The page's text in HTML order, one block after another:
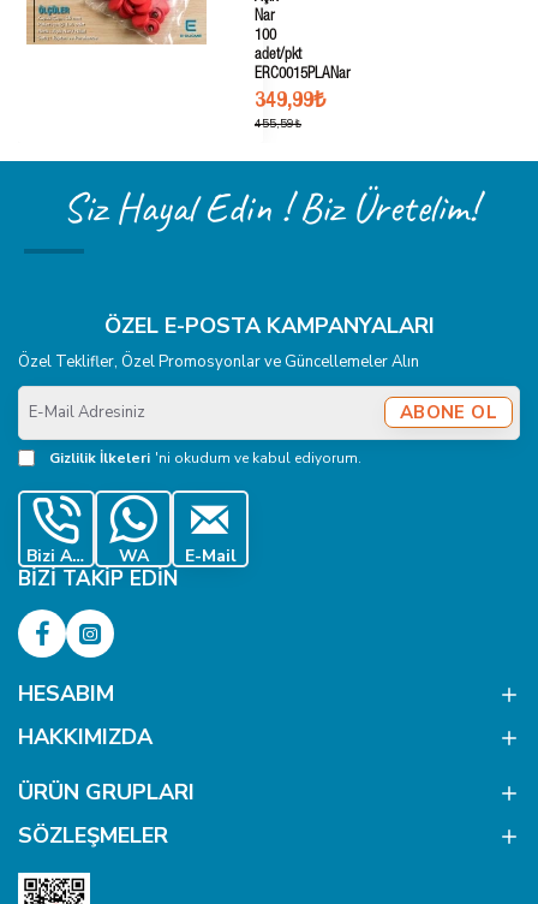
Nar
100
adet/pkt
ERC0015PLANar
349,99₺
455,59₺
Siz Hayal Edin ! Biz Üretelim!
ÖZEL E-POSTA KAMPANYALARI
Özel Teklifler, Özel Promosyonlar ve Güncellemeler Alın
E-
Mail
Adresiniz
ABONE OL
Gizlilik İlkeleri 'ni okudum ve kabul ediyorum.
Bizi Ara WA E-Mail
BIZI TAKIP EDIN
HESABIM
HAKKIMIZDA
ÜRÜN GRUPLARI
SÖZLEŞMELER